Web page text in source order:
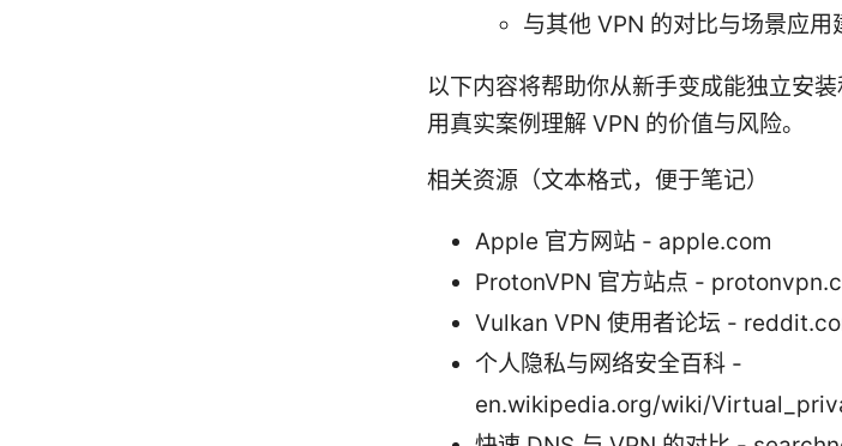
与其他 VPN 的对比与场景应用
以下内容将帮助你从新手变成能独立安
用真实案例理解 VPN 的价值与风险。
相关资源（文本格式，便于笔记）
Apple 官方网站 - apple.com
ProtonVPN 官方站点 -
Vulkan VPN 使用者论坛 -
个人隐私与网络安全百科 -
en.wikipedia.org/wiki/